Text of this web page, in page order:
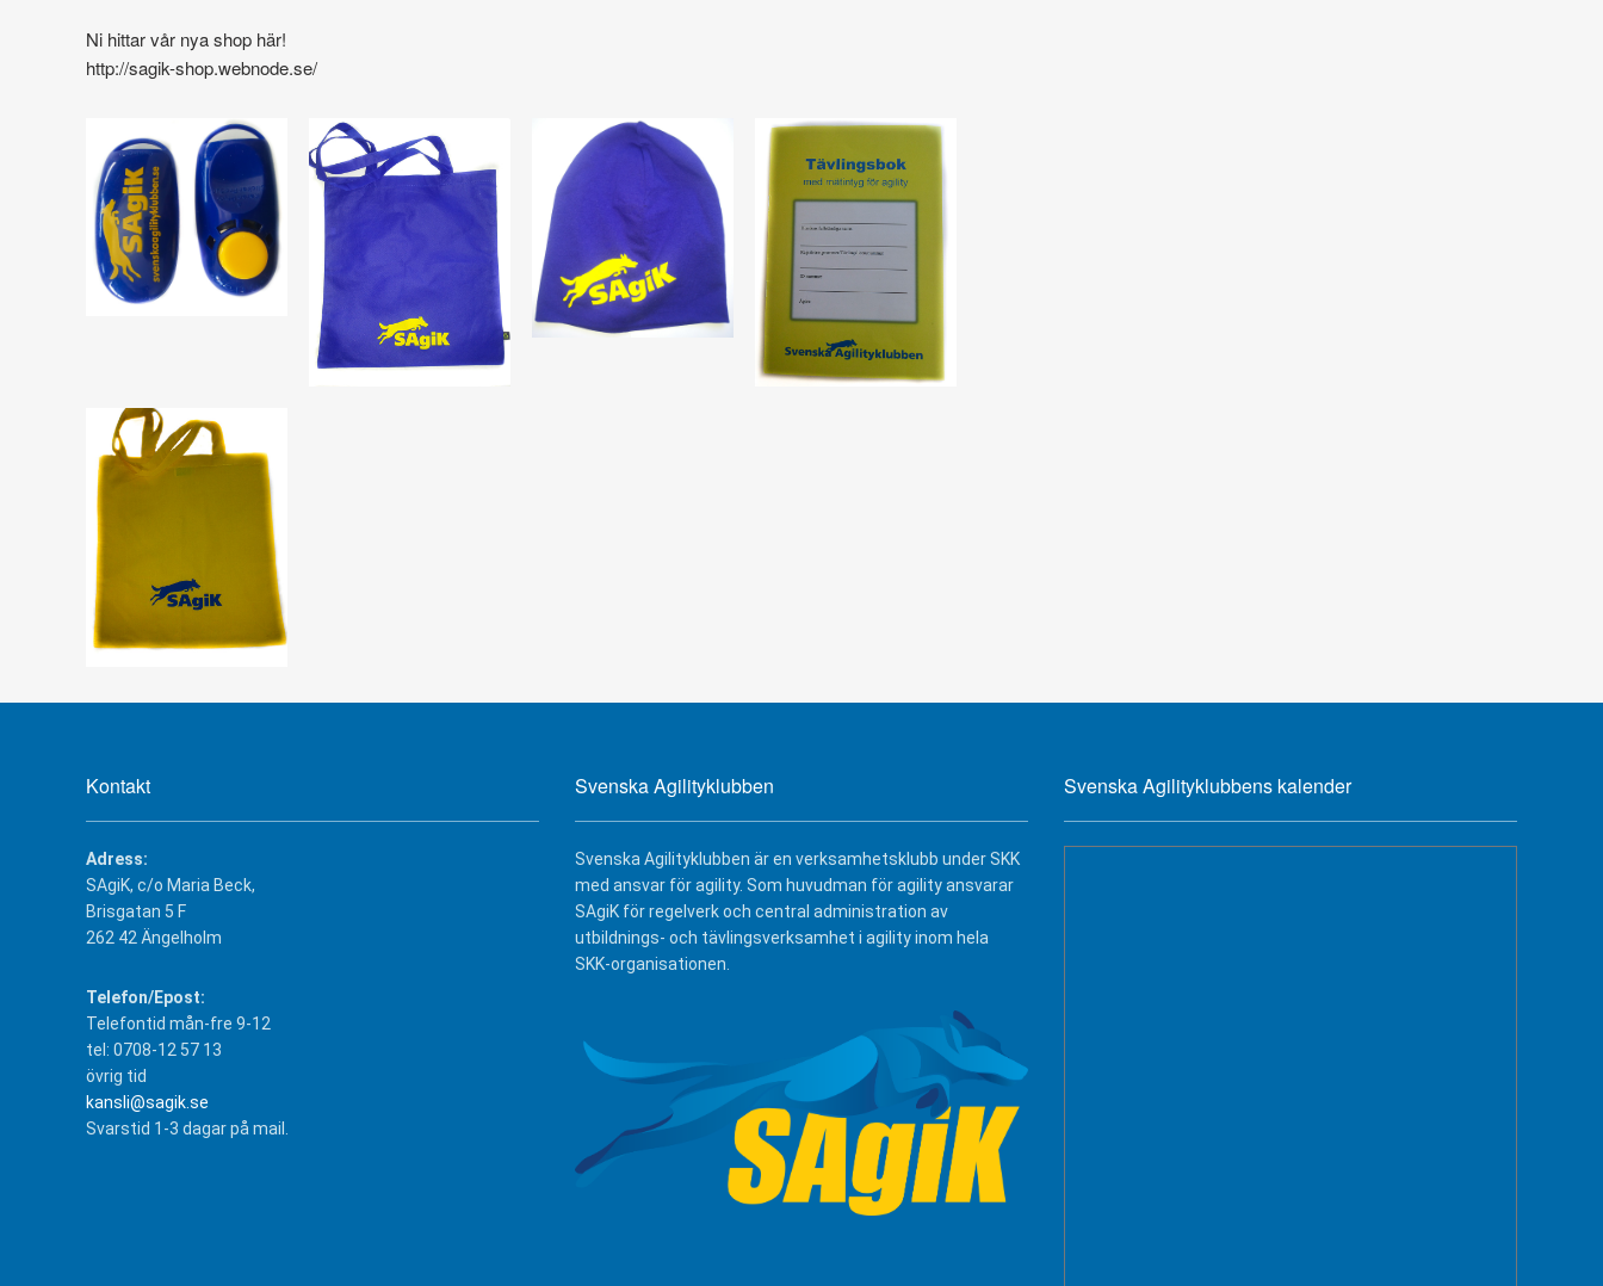
Ni hittar vår nya shop här!
http://sagik-shop.webnode.se/
Kontakt
Adress:
SAgiK, c/o Maria Beck,
Brisgatan 5 F
262 42 Ängelholm
Telefon/Epost:
Telefontid mån-fre 9-12
tel: 0708-12 57 13
övrig tid
kansli@sagik.se
Svarstid 1-3 dagar på mail.
Svenska Agilityklubben
Svenska Agilityklubben är en verksamhetsklubb under SKK
med ansvar för agility. Som huvudman för agility ansvarar
SAgiK för regelverk och central administration av
utbildnings- och tävlingsverksamhet i agility inom hela
SKK-organisationen.
Svenska Agilityklubbens kalender